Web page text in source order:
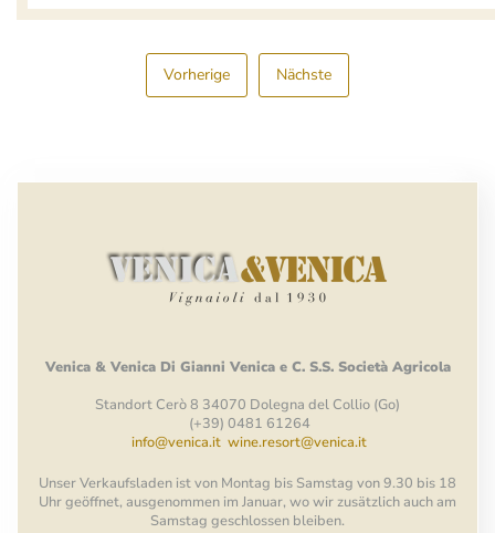
Vorherige Nächste
Venica & Venica Di Gianni Venica e C. S.S. Società Agricola
Standort Cerò 8 34070 Dolegna del Collio (Go)
(+39) 0481 61264
info@venica.it wine.resort@venica.it
Unser Verkaufsladen ist von Montag bis Samstag von 9.30 bis 18
Uhr geöffnet, ausgenommen im Januar, wo wir zusätzlich auch am
Samstag geschlossen bleiben.